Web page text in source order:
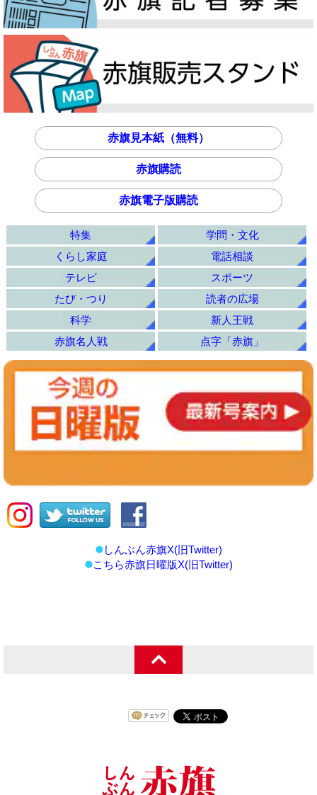
赤旗見本紙（無料）
赤旗購読
赤旗電子版購読
特集
学問・文化
くらし家庭
電話相談
テレビ
スポーツ
たび・つり
読者の広場
科学
新人王戦
赤旗名人戦
点字「赤旗」
しんぶん赤旗X(旧Twitter)
こちら赤旗日曜版X(旧Twitter)